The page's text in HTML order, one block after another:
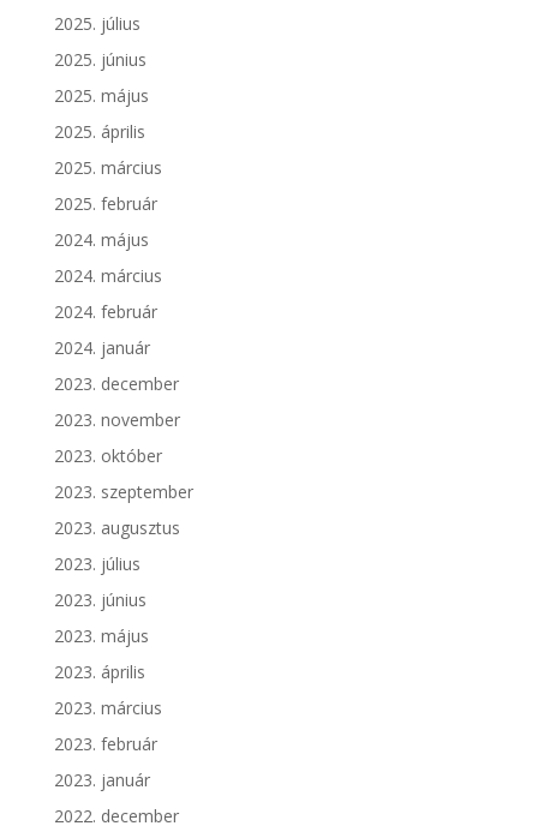
2025. július
2025. június
2025. május
2025. április
2025. március
2025. február
2024. május
2024. március
2024. február
2024. január
2023. december
2023. november
2023. október
2023. szeptember
2023. augusztus
2023. július
2023. június
2023. május
2023. április
2023. március
2023. február
2023. január
2022. december